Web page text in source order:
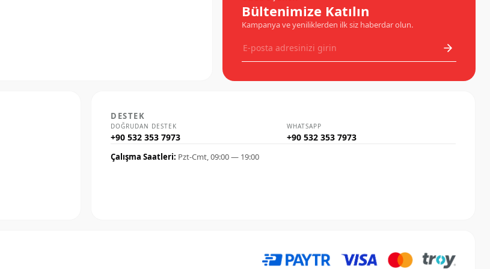
silecek süpürge lastiğini ayrıca bir bez ile
temizleyiniz.Camda çizikler oluşmaması için izli
ve sesli silmeye başladığında değiştiriniz.
Bültenimize Katılın
Kampanya ve yeniliklerden ilk siz haberdar olun.
DESTEK
DOĞRUDAN DESTEK
+90 532 353 7973
WHATSAPP
+90 532 353 7973
Çalışma Saatleri: Pzt-Cmt, 09:00 — 19:00